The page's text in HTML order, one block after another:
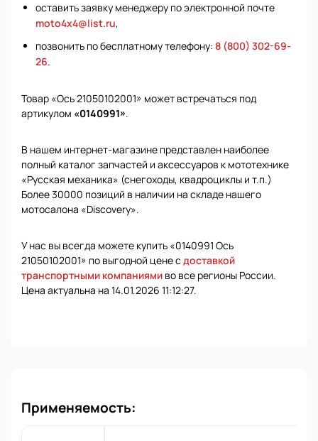
оставить заявку менеджеру по электронной почте
moto4x4@list.ru,
позвонить по бесплатному телефону: 8 (800) 302-69-
26.
Товар «Ось 21050102001» может встречаться под
артикулом «0140991».
В нашем интернет-магазине представлен наиболее
полный каталог запчастей и аксессуаров к мототехнике
«Русская механика» (снегоходы, квадроциклы и т.п.)
Более 30000 позиций в наличии на складе нашего
мотосалона «Discovery».
У нас вы всегда можете купить «0140991 Ось
21050102001» по выгодной цене с доставкой
транспортными компаниями во все регионы России.
Цена актуальна на 14.01.2026 11:12:27.
Применяемость: